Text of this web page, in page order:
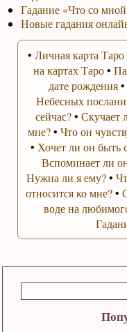
Гадание «Что со
Новые гадания
• Личная карта
на картах Таро•
дате рождения
Небесных
сейчас?•Скучает
мне?• Что он
• Хочет ли он быть
Вспоминает ли
Нужна ли я ему?•
относится ко мне?•
воде на